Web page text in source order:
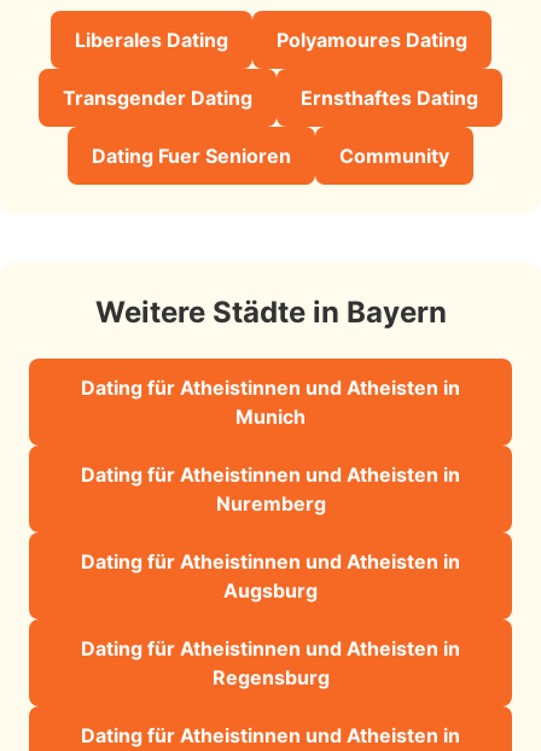
Liberales Dating Polyamoures Dating
Transgender Dating Ernsthaftes Dating
Dating Fuer Senioren Community
Weitere Städte in Bayern
Dating für Atheistinnen und Atheisten in
Munich
Dating für Atheistinnen und Atheisten in
Nuremberg
Dating für Atheistinnen und Atheisten in
Augsburg
Dating für Atheistinnen und Atheisten in
Regensburg
Dating für Atheistinnen und Atheisten in